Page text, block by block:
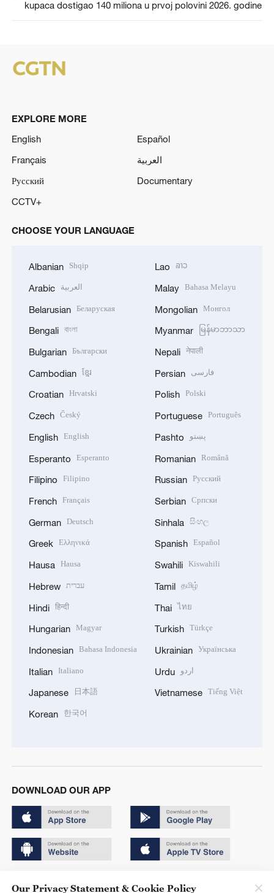
kupaca dostigao 140 miliona u prvoj polovini 2026. godine
EXPLORE MORE
English
Español
Français
العربية
Русский
Documentary
CCTV+
CHOOSE YOUR LANGUAGE
Albanian Shqip
Arabic العربية
Belarusian Беларуская
Bengali বাংলা
Bulgarian Български
Cambodian ខ្មែរ
Croatian Hrvatski
Czech Český
English English
Esperanto Esperanto
Filipino Filipino
French Français
German Deutsch
Greek Ελληνικά
Hausa Hausa
Hebrew עברית
Hindi हिन्दी
Hungarian Magyar
Indonesian Bahasa Indonesia
Italian Italiano
Japanese 日本語
Korean 한국어
Lao ລາວ
Malay Bahasa Melayu
Mongolian Монгол
Myanmar မြန်မာဘာသာ
Nepali नेपाली
Persian فارسی
Polish Polski
Portuguese Português
Pashto پښتو
Romanian Română
Russian Русский
Serbian Српски
Sinhala සිංහල
Spanish Español
Swahili Kiswahili
Tamil தமிழ்
Thai ไทย
Turkish Türkçe
Ukrainian Українська
Urdu اردو
Vietnamese Tiếng Việt
DOWNLOAD OUR APP
Our Privacy Statement & Cookie Policy